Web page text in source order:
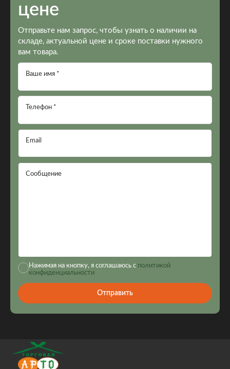
цене
Отправьте нам запрос, чтобы узнать о наличии на
складе, актуальной цене и сроке поставки нужного
вам товара.
Ваше имя *
Телефон *
Email
Сообщение
Нажимая на кнопку, я соглашаюсь с политикой
конфиденциальности
Отправить